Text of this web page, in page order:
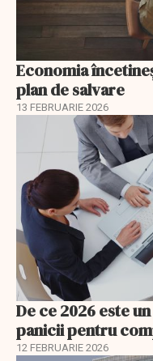
Economia
plan de salvare
13 FEBRUARIE 2026
De ce 2026 este
panicii pentru
12 FEBRUARIE 2026